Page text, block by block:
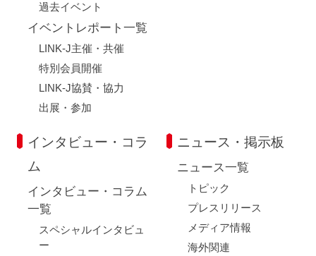
過去イベント
イベントレポート一覧
LINK-J主催・共催
特別会員開催
LINK-J協賛・協力
出展・参加
インタビュー・コラ
ム
インタビュー・コラム
一覧
スペシャルインタビュ
ー
ニュース・掲示板
ニュース一覧
トピック
プレスリリース
メディア情報
海外関連